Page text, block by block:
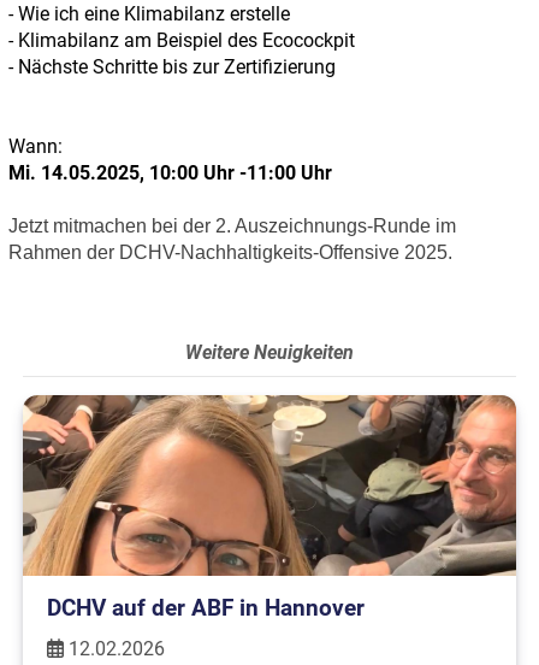
- Wie ich eine Klimabilanz erstelle
- Klimabilanz am Beispiel des Ecocockpit
- Nächste Schritte bis zur Zertifizierung
Wann:
Mi. 14.05.2025, 10:00 Uhr -11:00 Uhr
Jetzt mitmachen bei der 2. Auszeichnungs-Runde im
Rahmen der DCHV-Nachhaltigkeits-Offensive 2025.
Weitere Neuigkeiten
DCHV auf der ABF in Hannover
12.02.2026